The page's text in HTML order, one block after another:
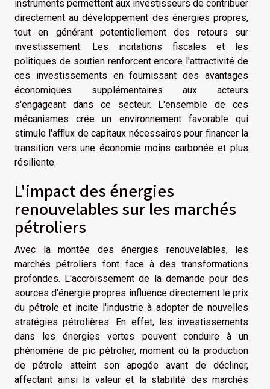
instruments permettent aux investisseurs de contribuer
directement au développement des énergies propres,
tout en générant potentiellement des retours sur
investissement. Les incitations fiscales et les
politiques de soutien renforcent encore l'attractivité de
ces investissements en fournissant des avantages
économiques supplémentaires aux acteurs
s'engageant dans ce secteur. L'ensemble de ces
mécanismes crée un environnement favorable qui
stimule l'afflux de capitaux nécessaires pour financer la
transition vers une économie moins carbonée et plus
résiliente.
L'impact des énergies
renouvelables sur les marchés
pétroliers
Avec la montée des énergies renouvelables, les
marchés pétroliers font face à des transformations
profondes. L'accroissement de la demande pour des
sources d'énergie propres influence directement le prix
du pétrole et incite l'industrie à adopter de nouvelles
stratégies pétrolières. En effet, les investissements
dans les énergies vertes peuvent conduire à un
phénomène de pic pétrolier, moment où la production
de pétrole atteint son apogée avant de décliner,
affectant ainsi la valeur et la stabilité des marchés